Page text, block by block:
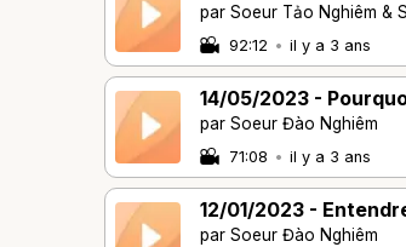
par Soeur Tảo Nghiêm &
92:12 • il y a 3 ans
14/05/2023 -
par Soeur Đào Nghiêm
71:08 • il y a 3 ans
12/01/2023 -
par Soeur Đào Nghiêm